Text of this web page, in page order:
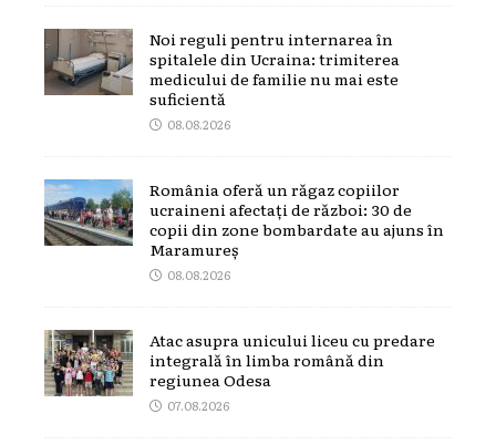
Noi reguli pentru internarea în
spitalele din Ucraina: trimiterea
medicului de familie nu mai este
suficientă
08.08.2026
România oferă un răgaz copiilor
ucraineni afectați de război: 30 de
copii din zone bombardate au ajuns în
Maramureș
08.08.2026
Atac asupra unicului liceu cu predare
integrală în limba română din
regiunea Odesa
07.08.2026